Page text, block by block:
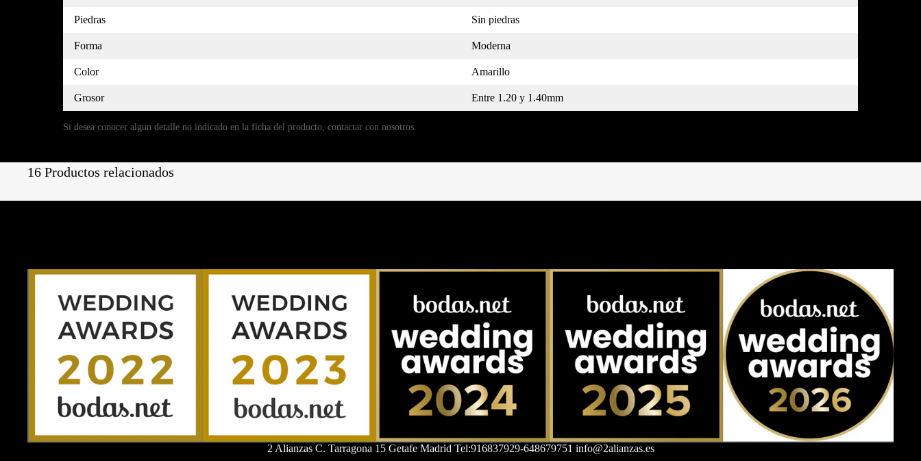
Piedras Sin piedras
Forma Moderna
Color Amarillo
Grosor Entre 1.20 y 1.40mm
Si desea conocer algun detalle no indicado en la ficha del producto, contactar con nosotros.
16 Productos relacionados
2 Alianzas C. Tarragona 15 Getafe Madrid Tel:916837929-648679751 info@2alianzas.es